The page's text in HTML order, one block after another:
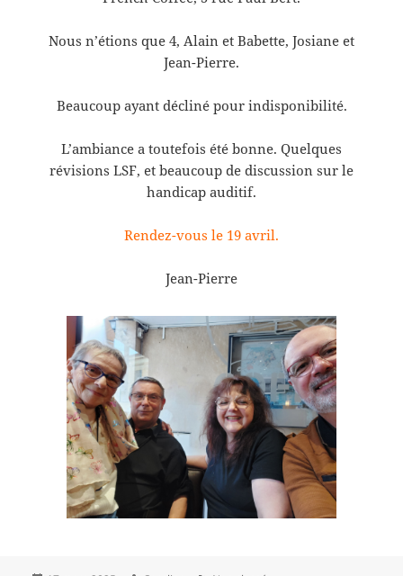
Nous n’étions que 4, Alain et Babette, Josiane et
Jean-Pierre.
Beaucoup ayant décliné pour indisponibilité.
L’ambiance a toutefois été bonne. Quelques
révisions LSF, et beaucoup de discussion sur le
handicap auditif.
Rendez-vous le 19 avril.
Jean-Pierre